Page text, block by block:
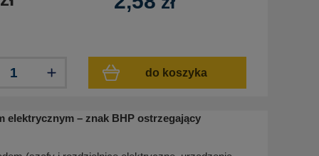
do koszyka
elektrycznym – znak BHP ostrzegający